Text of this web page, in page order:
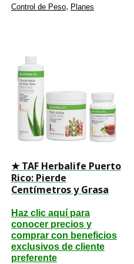
Control de Peso, Planes
★ TAF Herbalife Puerto
Rico: Pierde
Centímetros y Grasa
Haz clic aquí para
conocer precios y
comprar con beneficios
exclusivos de cliente
preferente